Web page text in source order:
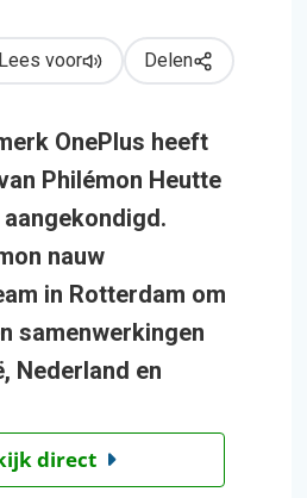
Lees voor Delen
direct
OnePlus heeft
Philémon Heutte
nauw
in Rotterdam om
samenwerkingen
Nederland en